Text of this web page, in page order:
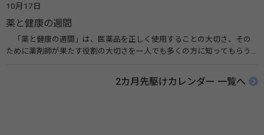
10月17日
薬と健康の週間
「薬と健康の週間」は、医薬品を正しく使用することの大切さ、その
ために薬剤師が果たす役割の大切さを一人でも多くの方に知ってもらう
伝えたい！薬との付き合い方」（保健指導リソースガイド）
2カ月先駆けカレンダー 一覧へ